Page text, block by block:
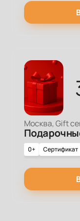
0+ Сертификат